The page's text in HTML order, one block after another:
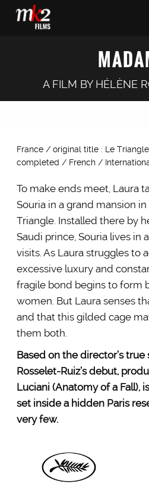
A FILM BY HÉLÈNE
France / original title : Le
completed / French /
To make ends meet, Laura
Souria in a grand mansion in
Triangle. Installed there by
Saudi prince, Souria lives in
visits. As Laura struggles to
excessive luxury and
fragile bond begins to form
women. But Laura senses
and that this gilded cage
them both.
Based on the director’s true
Rosselet-Ruiz’s debut,
Luciani (Anatomy of a Fall),
set inside a hidden Paris
very few.